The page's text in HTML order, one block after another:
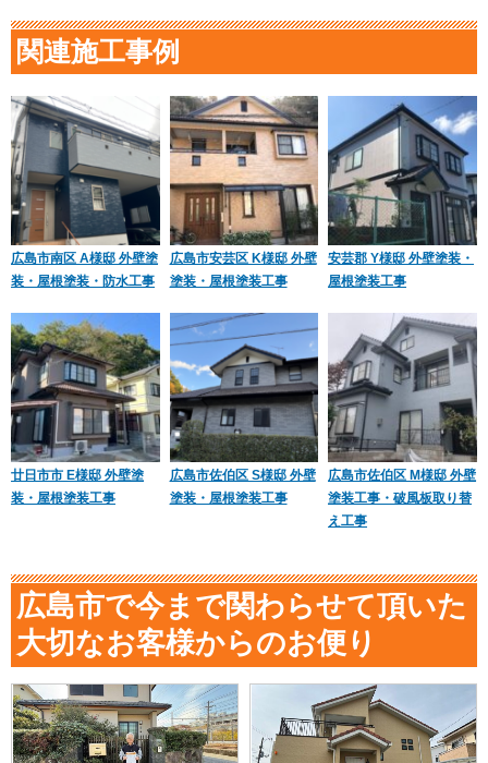
関連施工事例
広島市南区 A様邸 外壁塗
装・屋根塗装・防水工事
広島市安芸区 K様邸 外壁
塗装・屋根塗装工事
安芸郡 Y様邸 外壁塗装・
屋根塗装工事
廿日市市 E様邸 外壁塗
装・屋根塗装工事
広島市佐伯区 S様邸 外壁
塗装・屋根塗装工事
広島市佐伯区 M様邸 外壁
塗装工事・破風板取り替
え工事
広島市で今まで関わらせて頂いた
大切なお客様からのお便り